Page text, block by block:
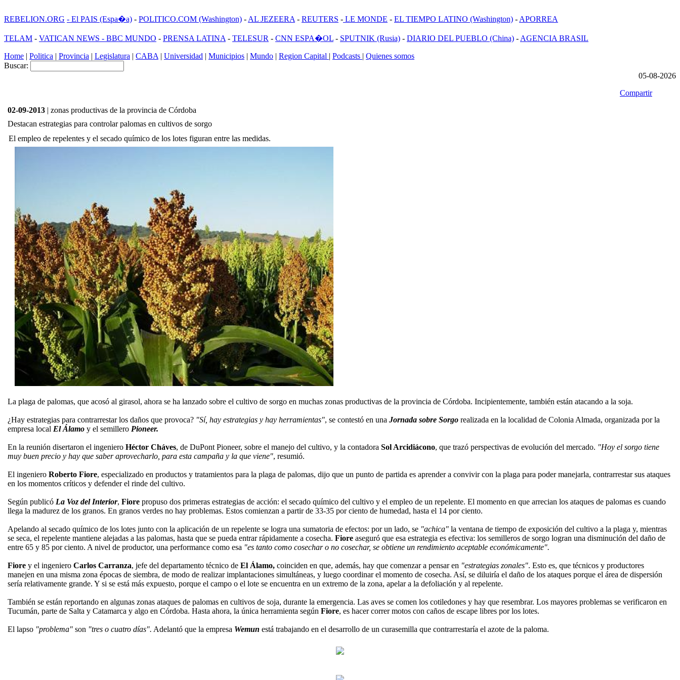
REBELION.ORG - El PAIS (Espa�a) - POLITICO.COM (Washington) - AL JEZEERA - REUTERS - LE MONDE - EL TIEMPO LATINO (Washington) - APORREA
TELAM - VATICAN NEWS - BBC MUNDO - PRENSA LATINA - TELESUR - CNN ESPA�OL - SPUTNIK (Rusia) - DIARIO DEL PUEBLO (China) - AGENCIA BRASIL
Home | Politica | Provincia | Legislatura | CABA | Universidad | Municipios | Mundo | Region Capital | Podcasts | Quienes somos
Buscar:
05-08-2026
Compartir
02-09-2013 | zonas productivas de la provincia de Córdoba
Destacan estrategias para controlar palomas en cultivos de sorgo
El empleo de repelentes y el secado químico de los lotes figuran entre las medidas.
La plaga de palomas, que acosó al girasol, ahora se ha lanzado sobre el cultivo de sorgo en muchas zonas productivas de la provincia de Córdoba. Incipientemente, también están atacando a la soja.
¿Hay estrategias para contrarrestar los daños que provoca? "Sí, hay estrategias y hay herramientas", se contestó en una Jornada sobre Sorgo realizada en la localidad de Colonia Almada, organizada por la
empresa local El Álamo y el semillero Pioneer.
En la reunión disertaron el ingeniero Héctor Cháves, de DuPont Pioneer, sobre el manejo del cultivo, y la contadora Sol Arcidiácono, que trazó perspectivas de evolución del mercado. "Hoy el sorgo tiene
muy buen precio y hay que saber aprovecharlo, para esta campaña y la que viene", resumió.
El ingeniero Roberto Fiore, especializado en productos y tratamientos para la plaga de palomas, dijo que un punto de partida es aprender a convivir con la plaga para poder manejarla, contrarrestar sus ataques
en los momentos críticos y defender el rinde del cultivo.
Según publicó La Voz del Interior, Fiore propuso dos primeras estrategias de acción: el secado químico del cultivo y el empleo de un repelente. El momento en que arrecian los ataques de palomas es cuando
llega la madurez de los granos. En granos verdes no hay problemas. Estos comienzan a partir de 33-35 por ciento de humedad, hasta el 14 por ciento.
Apelando al secado químico de los lotes junto con la aplicación de un repelente se logra una sumatoria de efectos: por un lado, se "achica" la ventana de tiempo de exposición del cultivo a la plaga y, mientras
se seca, el repelente mantiene alejadas a las palomas, hasta que se pueda entrar rápidamente a cosecha. Fiore aseguró que esa estrategia es efectiva: los semilleros de sorgo logran una disminución del daño de
entre 65 y 85 por ciento. A nivel de productor, una performance como esa "es tanto como cosechar o no cosechar, se obtiene un rendimiento aceptable económicamente".
Fiore y el ingeniero Carlos Carranza, jefe del departamento técnico de El Álamo, coinciden en que, además, hay que comenzar a pensar en "estrategias zonales". Esto es, que técnicos y productores
manejen en una misma zona épocas de siembra, de modo de realizar implantaciones simultáneas, y luego coordinar el momento de cosecha. Así, se diluiría el daño de los ataques porque el área de dispersión
sería relativamente grande. Y si se está más expuesto, porque el campo o el lote se encuentra en un extremo de la zona, apelar a la defoliación y al repelente.
También se están reportando en algunas zonas ataques de palomas en cultivos de soja, durante la emergencia. Las aves se comen los cotiledones y hay que resembrar. Los mayores problemas se verificaron en
Tucumán, parte de Salta y Catamarca y algo en Córdoba. Hasta ahora, la única herramienta según Fiore, es hacer correr motos con caños de escape libres por los lotes.
El lapso "problema" son "tres o cuatro días". Adelantó que la empresa Wemun está trabajando en el desarrollo de un curasemilla que contrarrestaría el azote de la paloma.